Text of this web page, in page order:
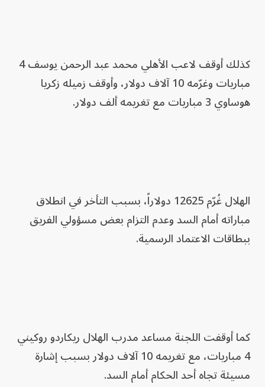
كذلك أوقف لاعب الأهلي محمد عبد الرحمن يوسف 4
مباريات وغرّمه 10 آلاف دولار، وأوقف زميله زكريا
هوساوي 3 مباريات مع تغريمه ألف دولار.
الهلال غُرّم 12625 دولاراً، بسبب التأخر في انطلاق
مباراته أمام السد وعدم التزام بعض مسؤولي الفريق
ببطاقات الاعتماد الرسمية.
كما أوقفت اللجنة مساعد مدرب الهلال ريكاردو روكيني
4 مباريات، مع تغريمه 10 آلاف دولار بسبب إشارة
مسيئة تجاه أحد الحكام أمام السد.